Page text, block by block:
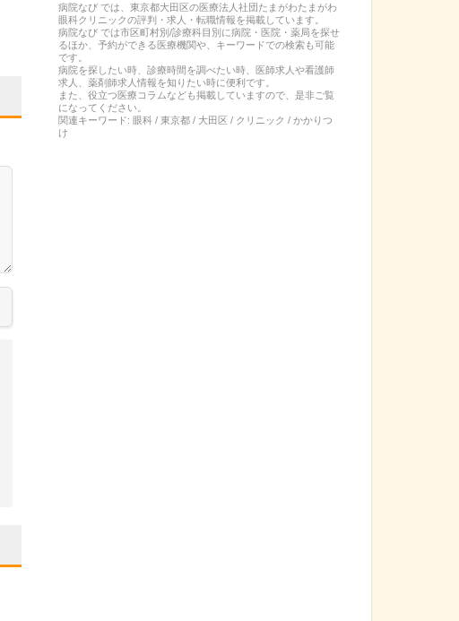
病院なび では、 東京都大田区の医療法人社団たまがわたまがわ
眼科クリニックの評判・求人・転職情報を掲載しています。
病院なび では市区町村別/診療科目別に病院・医院・薬局を探せ
るほか、予約ができる医療機関や、キーワードでの検索も可能
です。
病院を探したい時、診療時間を調べたい時、医師求人や看護師
求人、薬剤師求人情報を知りたい時に便利です。
また、役立つ医療コラムなども掲載していますので、是非ご覧
になってください。
関連キーワード: 眼科 / 東京都 / 大田区 / クリニック / かかりつ
け